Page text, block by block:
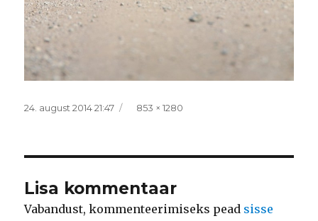
Postitatud
24. august 2014 21:47 Täissuurus
853 × 1280
Lisa kommentaar
Vabandust, kommenteerimiseks pead sisse